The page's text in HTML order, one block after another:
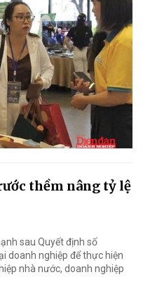
thềm nâng tỷ lệ
sau Quyết định số
doanh nghiệp để thực hiện
nhà nước, doanh nghiệp